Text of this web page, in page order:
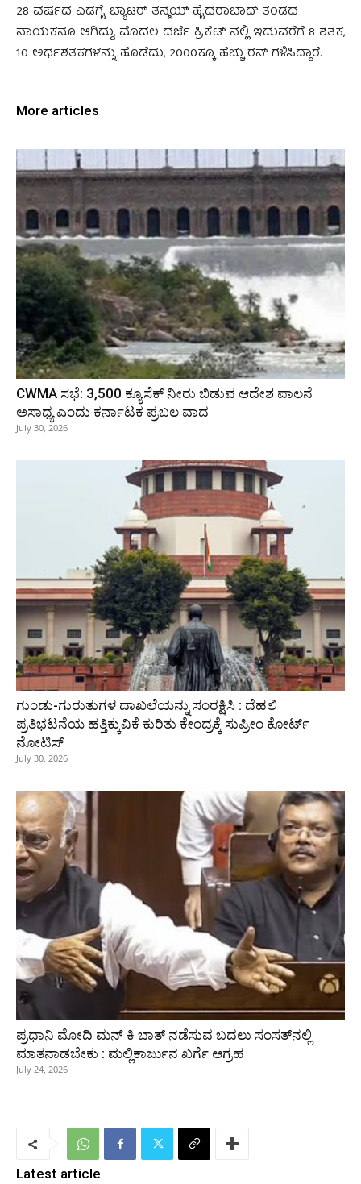
28 ವರ್ಷದ ಎಡಗೈ ಬ್ಯಾಟರ್‌ ತನ್ಮಯ್‌ ಹೈದರಾಬಾದ್‌ ತಂಡದ
ನಾಯಕನೂ ಆಗಿದ್ದು, ಮೊದಲ ದರ್ಜೆ ಕ್ರಿಕೆಟ್‌ ನಲ್ಲಿ ಇದುವರೆಗೆ 8 ಶತಕ,
10 ಅರ್ಧಶತಕಗಳನ್ನು ಹೊಡೆದು, 2000ಕ್ಕೂ ಹೆಚ್ಚು ರನ್‌ ಗಳಿಸಿದ್ದಾರೆ.
More articles
CWMA ಸಭೆ: 3,500 ಕ್ಯೂಸೆಕ್ ನೀರು ಬಿಡುವ ಆದೇಶ ಪಾಲನೆ
ಅಸಾಧ್ಯ ಎಂದು ಕರ್ನಾಟಕ ಪ್ರಬಲ ವಾದ
July 30, 2026
ಗುಂಡು-ಗುರುತುಗಳ ದಾಖಲೆಯನ್ನು ಸಂರಕ್ಷಿಸಿ : ದೆಹಲಿ
ಪ್ರತಿಭಟನೆಯ ಹತ್ತಿಕ್ಕುವಿಕೆ ಕುರಿತು ಕೇಂದ್ರಕ್ಕೆ ಸುಪ್ರೀಂ ಕೋರ್ಟ್
ನೋಟಿಸ್
July 30, 2026
ಪ್ರಧಾನಿ ಮೋದಿ ಮನ್‌ ಕಿ ಬಾತ್‌ ನಡೆಸುವ ಬದಲು ಸಂಸತ್‌ನಲ್ಲಿ
ಮಾತನಾಡಬೇಕು : ಮಲ್ಲಿಕಾರ್ಜುನ ಖರ್ಗೆ ಆಗ್ರಹ
July 24, 2026
Latest article